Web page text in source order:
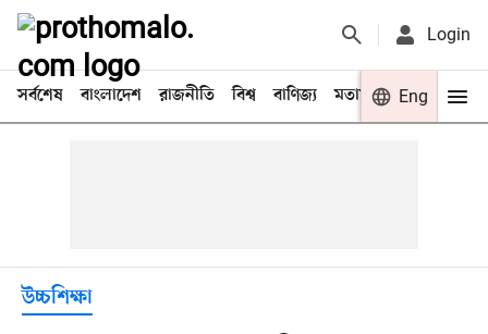
Login
সর্বশেষ বাংলাদেশ রাজনীতি বিশ্ব বাণিজ্য মতামত খেলা
Eng
উচ্চশিক্ষা